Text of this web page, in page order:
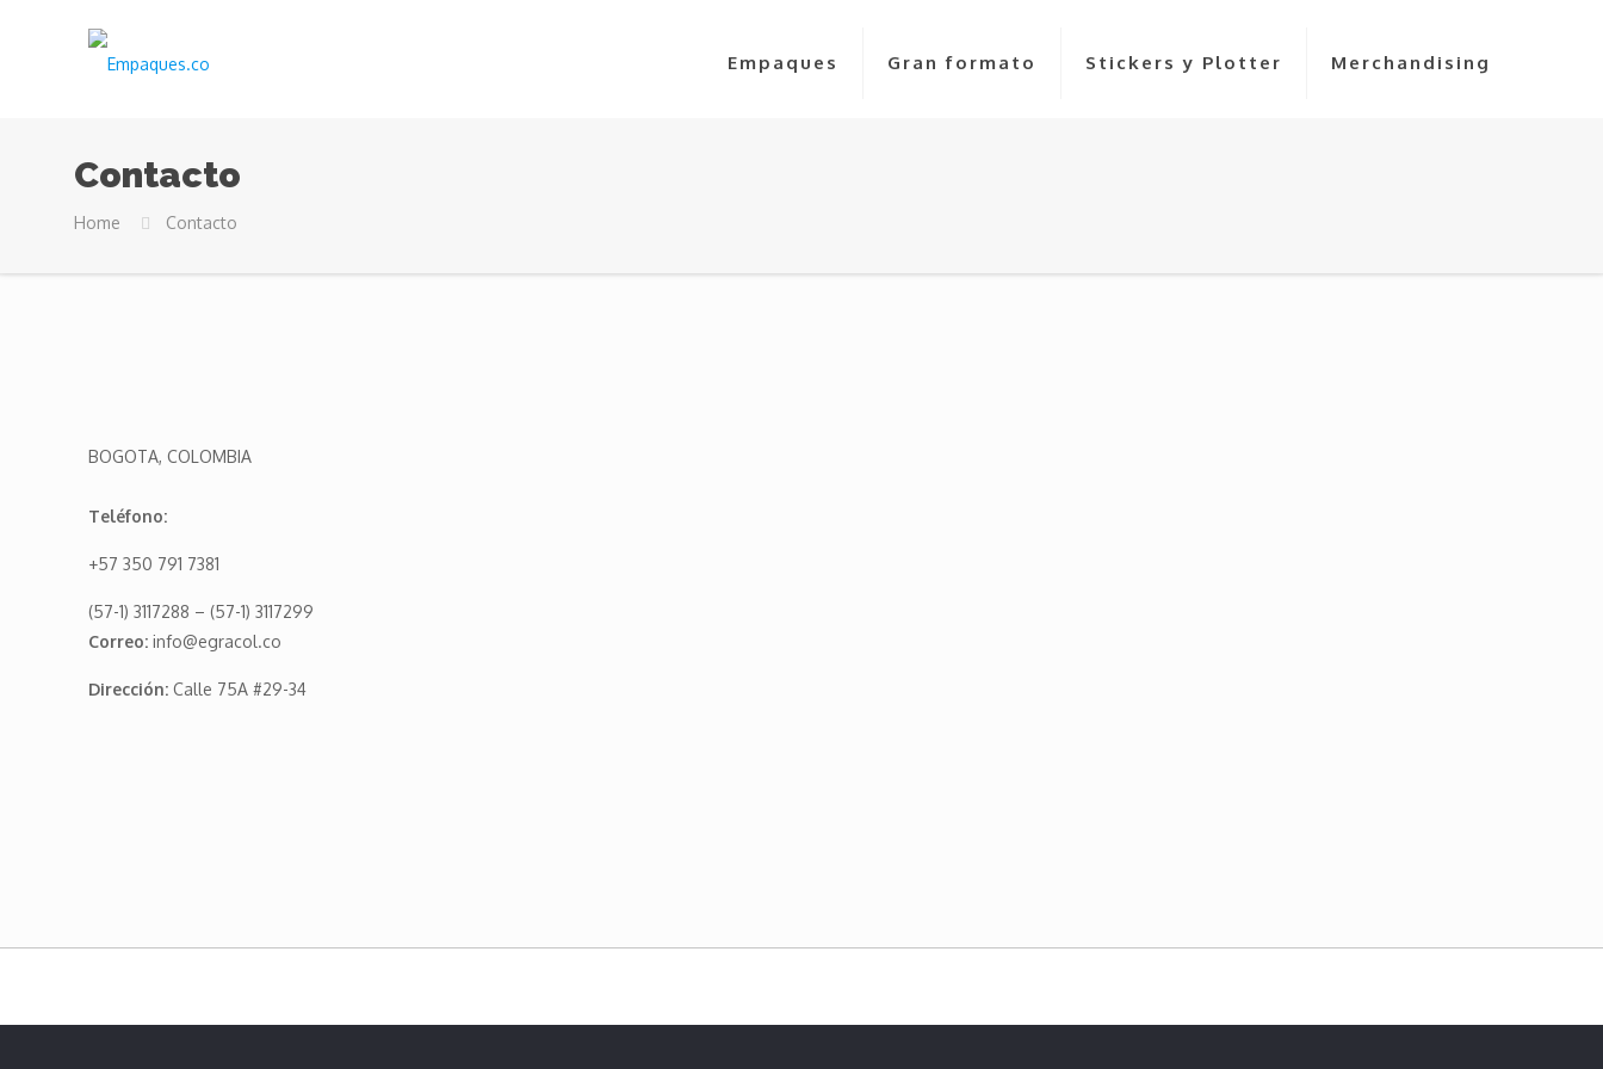
Empaques Gran formato Stickers y Plotter Merchandising
Contacto
Home Contacto
BOGOTA, COLOMBIA
Teléfono:
+57 350 791 7381
(57-1) 3117288 – (57-1) 3117299
Correo:info@egracol.co
Dirección: Calle 75A #29-34